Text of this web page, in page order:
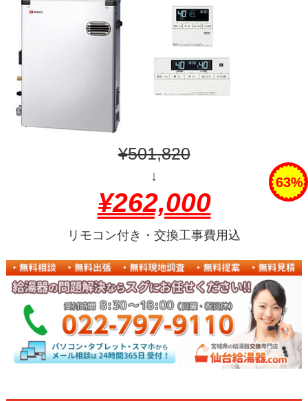
¥501,820
63%
↓
¥262,000
リモコン付き・交換工事費用込